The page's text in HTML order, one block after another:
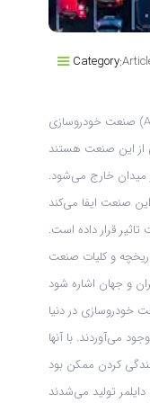
Category:
صنعت خودروسازی (Automotive industry) شامل گستره‌ای از سازمان‌ها و شرکت‌هایی است که در زمینه طراحی، توسعه، تولید و فروش لوازم نقلیه موتوری فعالیت می‌کنند. مجموعه شرکت‌هایی که در طراحی، ساخت، بازاریابی و فروش وسایل
میدان خارج می‌شود.
قرار داده است.
و کلیات صنعت
خودروسازی در دنیا
وحشتناکی به وجود می‌آوردند. با آنها